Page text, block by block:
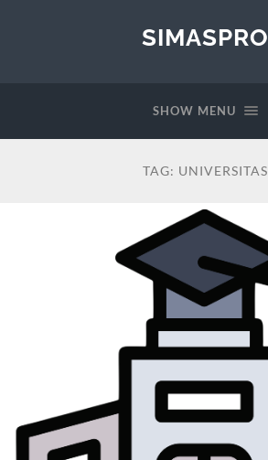
SIMASPRO
SHOW MENU
TAG: UNIVERSITAS